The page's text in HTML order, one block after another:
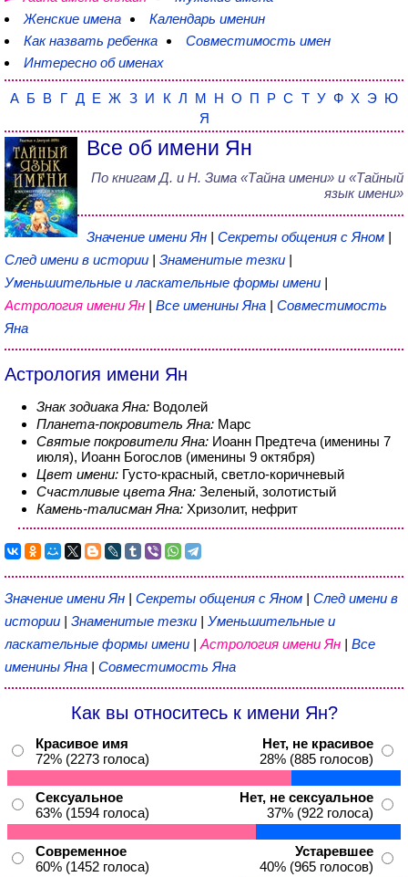
Женские имена
Календарь именин
Как назвать ребенка
Совместимость имен
Интересно об именах
А Б В Г Д Е Ж З И К Л М Н О П Р С Т У Ф Х Э Ю
Я
Все об имени Ян
По книгам Д. и Н. Зима «Тайна имени» и «Тайный
язык имени»
Значение имени Ян | Секреты общения с Яном |
След имени в истории | Знаменитые тезки |
Уменьшительные и ласкательные формы имени |
Астрология имени Ян | Все именины Яна | Совместимость
Яна
Астрология имени Ян
Знак зодиака Яна: Водолей
Планета-покровитель Яна: Марс
Святые покровители Яна: Иоанн Предтеча (именины 7
июля), Иоанн Богослов (именины 9 октября)
Цвет имени: Густо-красный, светло-коричневый
Счастливые цвета Яна: Зеленый, золотистый
Камень-талисман Яна: Хризолит, нефрит
Значение имени Ян | Секреты общения с Яном | След имени в
истории | Знаменитые тезки | Уменьшительные и
ласкательные формы имени | Астрология имени Ян | Все
именины Яна | Совместимость Яна
Как вы относитесь к имени Ян?
Красивое имя
72% (2273 голоса)
Нет, не красивое
28% (885 голосов)
Сексуальное
63% (1594 голоса)
Нет, не сексуальное
37% (922 голоса)
Современное
60% (1452 голоса)
Устаревшее
40% (965 голосов)